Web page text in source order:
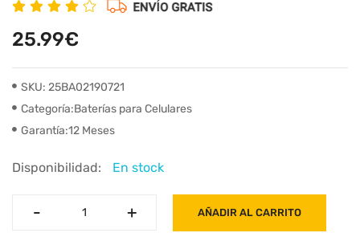
25.99€
SKU: 25BA02190721
Categoría:Baterías para Celulares
Garantía:12 Meses
Disponibilidad: En stock
- +
- + AÑADIR AL CARRITO